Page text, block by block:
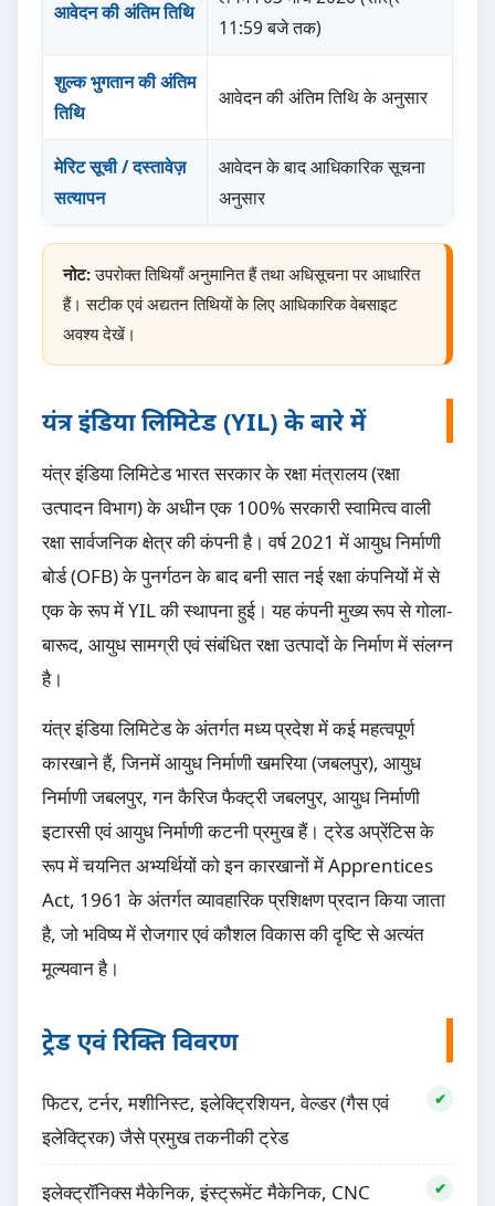
आवेदन की अंतिम तिथि
11:59 बजे तक)
शुल्क भुगतान की अंतिम
तिथि
आवेदन की अंतिम तिथि के अनुसार
मेरिट सूची / दस्तावेज़
सत्यापन
आवेदन के बाद आधिकारिक सूचना
अनुसार
नोट:उपरोक्त तिथियाँ अनुमानित हैं तथा अधिसूचना पर आधारित
हैं। सटीक एवं अद्यतन तिथियों के लिए आधिकारिक वेबसाइट
अवश्य देखें।
यंत्र इंडिया लिमिटेड (YIL) के बारे में
यंत्र इंडिया लिमिटेड भारत सरकार के रक्षा मंत्रालय (रक्षा
उत्पादन विभाग) के अधीन एक 100% सरकारी स्वामित्व वाली
रक्षा सार्वजनिक क्षेत्र की कंपनी है। वर्ष 2021 में आयुध निर्माणी
बोर्ड (OFB) के पुनर्गठन के बाद बनी सात नई रक्षा कंपनियों में से
एक के रूप में YIL की स्थापना हुई। यह कंपनी मुख्य रूप से गोला-
बारूद, आयुध सामग्री एवं संबंधित रक्षा उत्पादों के निर्माण में संलग्न
है।
यंत्र इंडिया लिमिटेड के अंतर्गत मध्य प्रदेश में कई महत्वपूर्ण
कारखाने हैं, जिनमें आयुध निर्माणी खमरिया (जबलपुर), आयुध
निर्माणी जबलपुर, गन कैरिज फैक्ट्री जबलपुर, आयुध निर्माणी
इटारसी एवं आयुध निर्माणी कटनी प्रमुख हैं। ट्रेड अप्रेंटिस के
रूप में चयनित अभ्यर्थियों को इन कारखानों में Apprentices
Act, 1961 के अंतर्गत व्यावहारिक प्रशिक्षण प्रदान किया जाता
है, जो भविष्य में रोजगार एवं कौशल विकास की दृष्टि से अत्यंत
मूल्यवान है।
ट्रेड एवं रिक्ति विवरण
फिटर, टर्नर, मशीनिस्ट, इलेक्ट्रिशियन, वेल्डर (गैस एवं
इलेक्ट्रिक) जैसे प्रमुख तकनीकी ट्रेड
इलेक्ट्रॉनिक्स मैकेनिक, इंस्ट्रूमेंट मैकेनिक, CNC